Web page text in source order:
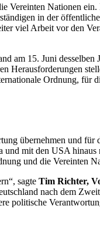
Vereinten Nationen
in der
viel Arbeit vor den
am 15. Juni
Herausforderungen
Ordnung, für
übernehmen und
mit den USA
und die Vereinten
sagte Tim Richter,
nach dem
politische